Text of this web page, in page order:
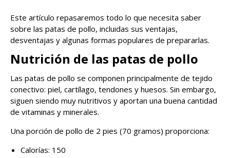
Este artículo repasaremos todo lo que necesita saber
sobre las patas de pollo, incluidas sus ventajas,
desventajas y algunas formas populares de prepararlas.
Nutrición de las patas de pollo
Las patas de pollo se componen principalmente de tejido
conectivo: piel, cartílago, tendones y huesos. Sin embargo,
siguen siendo muy nutritivos y aportan una buena cantidad
de vitaminas y minerales.
Una porción de pollo de 2 pies (70 gramos) proporciona:
Calorías: 150